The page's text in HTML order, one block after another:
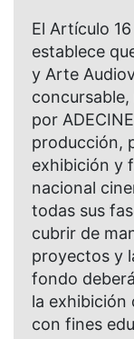
El Artículo
establece
y Arte
por
producción,
exhibición y
nacional
todas sus
cubrir de
proyectos y
fondo
la exhibición
con fines